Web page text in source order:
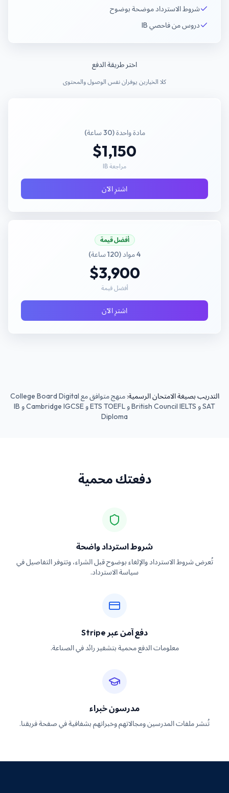
شروط الاسترداد موضحة بوضوح
دروس من فاحصي IB
اختر طريقة الدفع
كلا الخيارين يوفران نفس الوصول والمحتوى
مادة واحدة (30 ساعة)
$1,150
مراجعة IB
اشترِ الآن
أفضل قيمة
4 مواد (120 ساعة)
$3,900
أفضل قيمة
اشترِ الآن
التدريب بصيغة الامتحان الرسمية:
منهج متوافق مع College Board Digital
SAT و British Council IELTS و ETS TOEFL و Cambridge IGCSE و IB
Diploma
دفعتك محمية
شروط استرداد واضحة
تُعرض شروط الاسترداد والإلغاء بوضوح قبل الشراء، وتتوفر التفاصيل في
سياسة الاسترداد.
دفع آمن عبر Stripe
معلومات الدفع محمية بتشفير رائد في الصناعة.
مدرسون خبراء
تُنشر ملفات المدرسين ومجالاتهم وخبراتهم بشفافية في صفحة فريقنا.